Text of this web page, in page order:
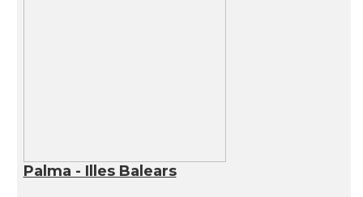
Palma - Illes Balears